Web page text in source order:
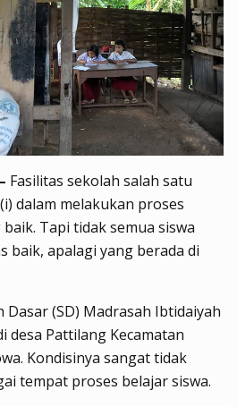
Fasilitas sekolah salah satu
dalam melakukan proses
Tapi tidak semua siswa
baik, apalagi yang berada di
Dasar (SD) Madrasah Ibtidaiyah
desa Pattilang Kecamatan
Kondisinya sangat tidak
tempat proses belajar siswa.